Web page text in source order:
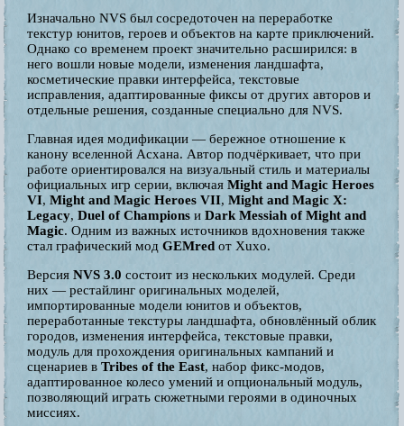
Изначально NVS был сосредоточен на переработке
текстур юнитов, героев и объектов на карте приключений.
Однако со временем проект значительно расширился: в
него вошли новые модели, изменения ландшафта,
косметические правки интерфейса, текстовые
исправления, адаптированные фиксы от других авторов и
отдельные решения, созданные специально для NVS.
Главная идея модификации — бережное отношение к
канону вселенной Асхана. Автор подчёркивает, что при
работе ориентировался на визуальный стиль и материалы
официальных игр серии, включая Might and Magic Heroes
VI, Might and Magic Heroes VII, Might and Magic X:
Legacy, Duel of Champions и Dark Messiah of Might and
Magic. Одним из важных источников вдохновения также
стал графический мод GEMred от Xuxo.
Версия NVS 3.0 состоит из нескольких модулей. Среди
них — рестайлинг оригинальных моделей,
импортированные модели юнитов и объектов,
переработанные текстуры ландшафта, обновлённый облик
городов, изменения интерфейса, текстовые правки,
модуль для прохождения оригинальных кампаний и
сценариев в Tribes of the East, набор фикс-модов,
адаптированное колесо умений и опциональный модуль,
позволяющий играть сюжетными героями в одиночных
миссиях.